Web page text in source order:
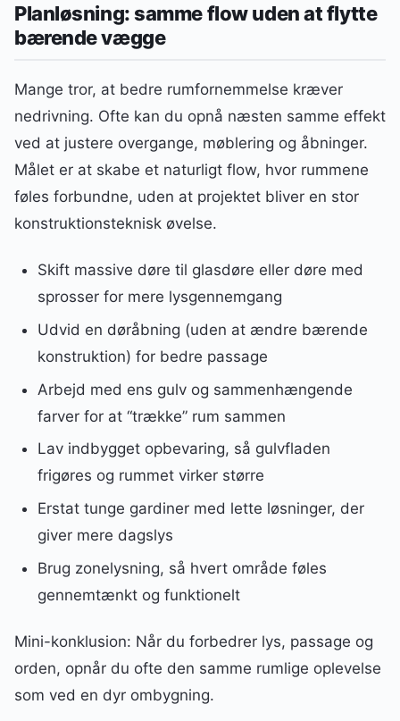
Planløsning: samme flow uden at flytte
bærende vægge
Mange tror, at bedre rumfornemmelse kræver
nedrivning. Ofte kan du opnå næsten samme effekt
ved at justere overgange, møblering og åbninger.
Målet er at skabe et naturligt flow, hvor rummene
føles forbundne, uden at projektet bliver en stor
konstruktionsteknisk øvelse.
Skift massive døre til glasdøre eller døre med
sprosser for mere lysgennemgang
Udvid en døråbning (uden at ændre bærende
konstruktion) for bedre passage
Arbejd med ens gulv og sammenhængende
farver for at “trække” rum sammen
Lav indbygget opbevaring, så gulvfladen
frigøres og rummet virker større
Erstat tunge gardiner med lette løsninger, der
giver mere dagslys
Brug zonelysning, så hvert område føles
gennemtænkt og funktionelt
Mini-konklusion: Når du forbedrer lys, passage og
orden, opnår du ofte den samme rumlige oplevelse
som ved en dyr ombygning.